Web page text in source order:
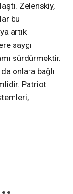
Zelenskiy,
bu
artık
saygı
sürdürmektir.
onlara bağlı
Patriot